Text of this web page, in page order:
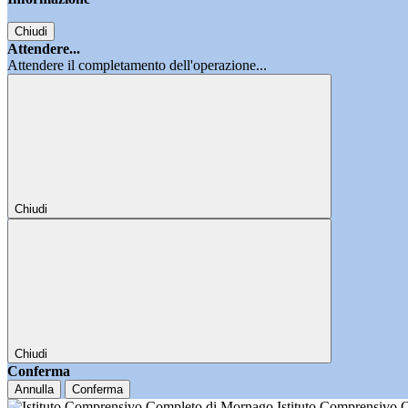
Chiudi
Attendere...
Attendere il completamento dell'operazione...
Chiudi
Chiudi
Conferma
Annulla Conferma